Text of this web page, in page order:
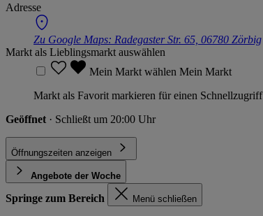
Adresse
Zu Google Maps: Radegaster Str. 65, 06780 Zörbig
Markt als Lieblingsmarkt auswählen
Mein Markt wählen Mein Markt
Markt als Favorit markieren für einen Schnellzugriff
Geöffnet · Schließt um 20:00 Uhr
Öffnungszeiten anzeigen
Angebote der Woche
Springe zum Bereich Menü schließen